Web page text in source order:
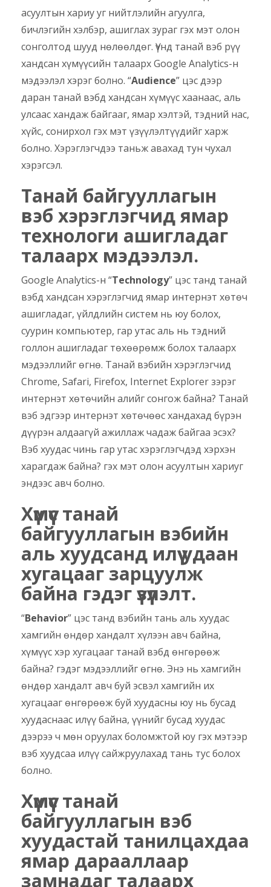
асуултын хариу уг нийтлэлийн агуулга,
бичлэгийн хэлбэр, ашиглах зураг гэх мэт олон
сонголтод шууд нөлөөлдөг. Үүнд танай вэб рүү
хандсан хүмүүсийн талаарх Google Analytics-н
мэдээлэл хэрэг болно. “Audience” цэс дээр
даран танай вэбд хандсан хүмүүс хаанаас, аль
улсаас хандаж байгааг, ямар хэлтэй, тэдний нас,
хүйс, сонирхол гэх мэт үзүүлэлтүүдийг харж
болно. Хэрэглэгчдээ таньж авахад тун чухал
хэрэгсэл.
Танай байгууллагын
вэб хэрэглэгчид ямар
технологи ашигладаг
талаарх мэдээлэл.
Google Analytics-н “Technology” цэс танд танай
вэбд хандсан хэрэглэгчид ямар интернэт хөтөч
ашигладаг, үйлдлийн систем нь юу болох,
суурин компьютер, гар утас аль нь тэдний
голлон ашигладаг төхөөрөмж болох талаарх
мэдээллийг өгнө. Танай вэбийн хэрэглэгчид
Chrome, Safari, Firefox, Internet Explorer зэрэг
интернэт хөтөчийн алийг сонгож байна? Танай
вэб эдгээр интернэт хөтөчөөс хандахад бүрэн
дүүрэн алдаагүй ажиллаж чадаж байгаа эсэх?
Вэб хуудас чинь гар утас хэрэглэгчдэд хэрхэн
харагдаж байна? гэх мэт олон асуултын хариуг
эндээс авч болно.
Хүмүүс танай
байгууллагын вэбийн
аль хуудсанд илүү удаан
хугацааг зарцуулж
байна гэдэг үзүүлэлт.
“Behavior” цэс танд вэбийн тань аль хуудас
хамгийн өндөр хандалт хүлээн авч байна,
хүмүүс хэр хугацааг танай вэбд өнгөрөөж
байна? гэдэг мэдээллийг өгнө. Энэ нь хамгийн
өндөр хандалт авч буй эсвэл хамгийн их
хугацааг өнгөрөөж буй хуудасны юу нь бусад
хуудаснаас илүү байна, үүнийг бусад хуудас
дээрээ ч мөн оруулах боломжтой юу гэх мэтээр
вэб хуудсаа илүү сайжруулахад тань тус болох
болно.
Хүмүүс танай
байгууллагын вэб
хуудастай танилцахдаа
ямар дарааллаар
замнадаг талаарх